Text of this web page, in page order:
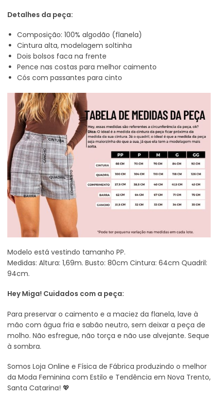
Detalhes da peça:
Composição: 100% algodão (flanela)
Cintura alta, modelagem soltinha
Dois bolsos faca na frente
Pence nas costas para melhor caimento
Cós com passantes para cinto
Modelo está vestindo tamanho PP.
Medidas: Altura: 1,69m. Busto: 80cm Cintura: 64cm Quadril:
94cm.
Hey Miga! Cuidados com a peça:
Para preservar o caimento e a maciez da flanela, lave à
mão com água fria e sabão neutro, sem deixar a peça de
molho. Não esfregue, não torça e não use alvejante. Seque
à sombra.
Somos Loja Online e Física de Fábrica produzindo o melhor
da Moda Feminina com Estilo e Tendência em Nova Trento,
Santa Catarina! 💖